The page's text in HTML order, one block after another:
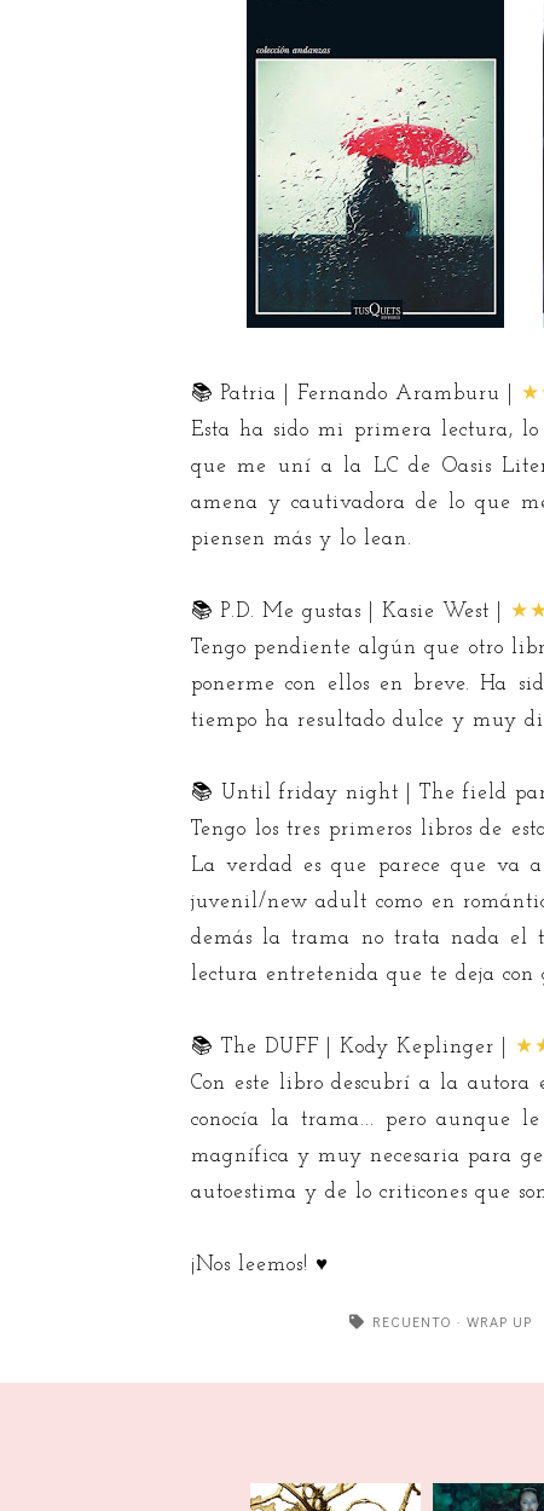
📚 Patria | Fernando Aramburu |
Esta ha sido mi primera lectura,
que me uní a la LC de Oasis
amena y cautivadora de lo que
piensen más y lo lean.
📚 P.D. Me gustas | Kasie West |
Tengo pendiente algún que otro
ponerme con ellos en breve. Ha
tiempo ha resultado dulce y muy
📚 Until friday night | The field
Tengo los tres primeros libros de
La verdad es que parece que va
juvenil/new adult como en
demás la trama no trata nada el
lectura entretenida que te deja con
📚 The DUFF | Kody Keplinger |
Con este libro descubrí a la autora
conocía la trama... pero aunque
magnífica y muy necesaria para
autoestima y de lo criticones que
¡Nos leemos! ♥
RECUENTO ·WRAP UP